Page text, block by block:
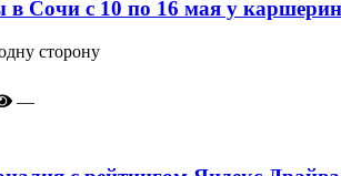
в Сочи с 10 по 16 мая у
сторону
—